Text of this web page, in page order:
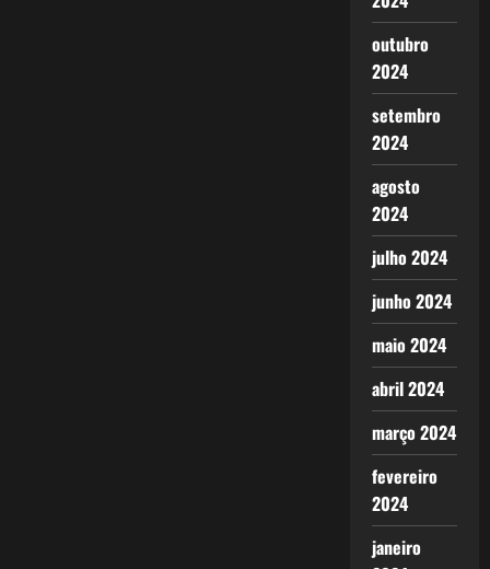
outubro
2024
setembro
2024
agosto
2024
julho 2024
junho 2024
maio 2024
abril 2024
março 2024
fevereiro
2024
janeiro